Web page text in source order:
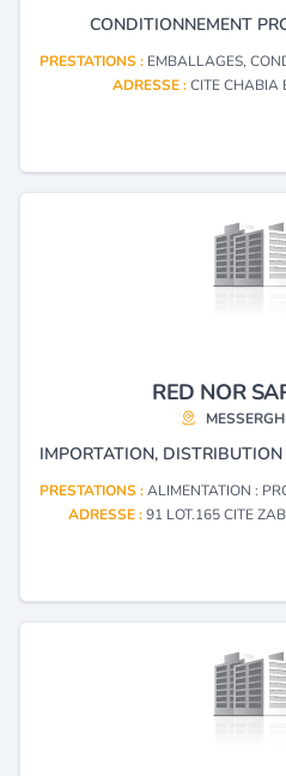
CONDITIONNEMENT
PRESTATIONS : EMBALLAGES,
ADRESSE :CITE CHABIA
RED NOR
PRESTATIONS :ALIMENTATION :
ADRESSE :91 LOT.165 CITE